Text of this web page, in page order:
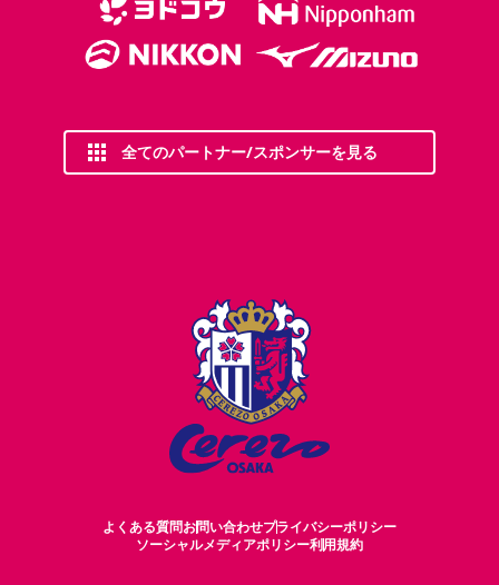
全てのパートナー/スポンサーを見る
よくある質問お問い合わせプライバシーポリシー
ソーシャルメディアポリシー利用規約